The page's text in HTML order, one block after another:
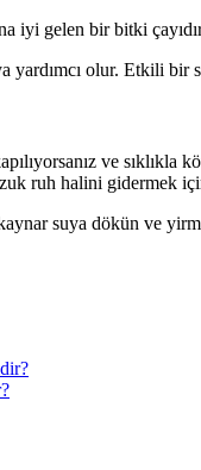
iyi gelen bir bitki
yardımcı olur. Etkili
ve sıklıkla
ruh halini gidermek
suya dökün ve